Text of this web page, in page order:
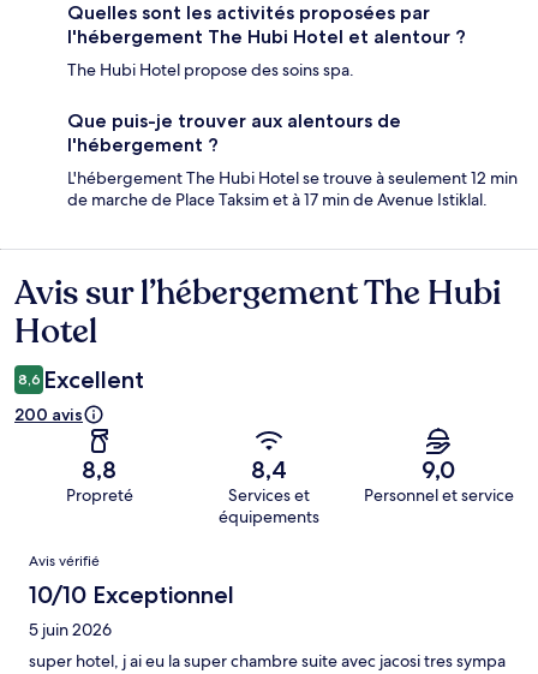
Quelles sont les activités proposées par
l'hébergement The Hubi Hotel et alentour ?
The Hubi Hotel propose des soins spa.
Que puis-je trouver aux alentours de
l'hébergement ?
L'hébergement The Hubi Hotel se trouve à seulement 12 min
de marche de Place Taksim et à 17 min de Avenue Istiklal.
Avis
Avis sur l’hébergement The Hubi
Hotel
8,6 Excellent
200 avis
8,8
Propreté
8,4
Services et
équipements
9,0
Personnel et service
Avis
Avis vérifié
10/10 Exceptionnel
5 juin 2026
super hotel, j ai eu la super chambre suite avec jacosi tres sympa